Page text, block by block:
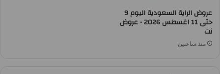
عروض الراية السعودية اليوم 9
حتى 11 اغسطس 2026 • عروض
نت
منذ ساعتين